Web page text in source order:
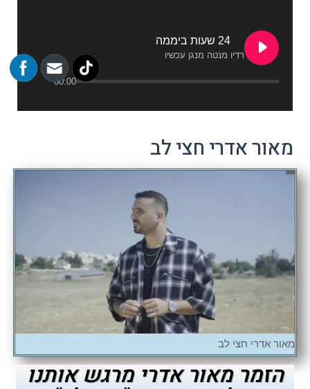
24 שעות ביממה
רדיו מנטה מנגן עכשיו
00:00
מאור אדרי חצי לב
מאור אדרי חצי לב
הזמר מאור אדרי מרגש אותנו